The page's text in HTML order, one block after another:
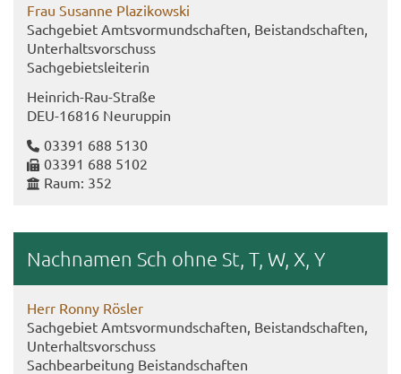
Frau Su­san­ne Plazi­kow­ski
Sach­ge­biet Amts­vor­mund­schaf­ten, Bei­stand­schaf­ten,
Un­ter­halts­vor­schuss
Sach­ge­biets­lei­te­rin
Heinrich-​Rau-Straße
DEU-​16816 Neu­rup­pin
03391 688 5130
03391 688 5102
Raum: 352
Nach­na­men Sch ohne St, T, W, X, Y
Herr Ronny Rös­ler
Sach­ge­biet Amts­vor­mund­schaf­ten, Bei­stand­schaf­ten,
Un­ter­halts­vor­schuss
Sach­be­ar­bei­tung Bei­stand­schaf­ten